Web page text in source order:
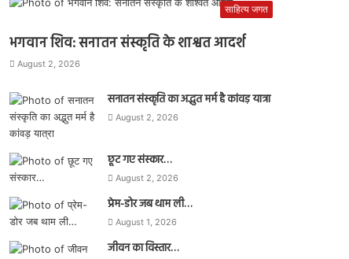
साहित्य जगत
भगवान शिव: सनातन संस्कृति के शाश्वत आदर्श
August 2, 2026
सनातन संस्कृति का अद्भुत मर्म है कांवड़ यात्रा
August 2, 2026
छूट गए संस्कार…
August 2, 2026
प्रेम-डोर जब थाम ली…
August 1, 2026
जीवन का विस्तार…